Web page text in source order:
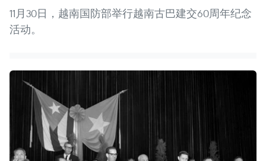
11月30日，越南国防部举行越南古巴建交60周年纪念
活动。